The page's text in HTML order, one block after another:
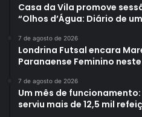
Casa da Vila promove
“Olhos d’Água: Diário de
7 de agosto de 2026
Londrina Futsal encara
Paranaense Feminino
7 de agosto de 2026
Um mês de
serviu mais de 12,5 mil